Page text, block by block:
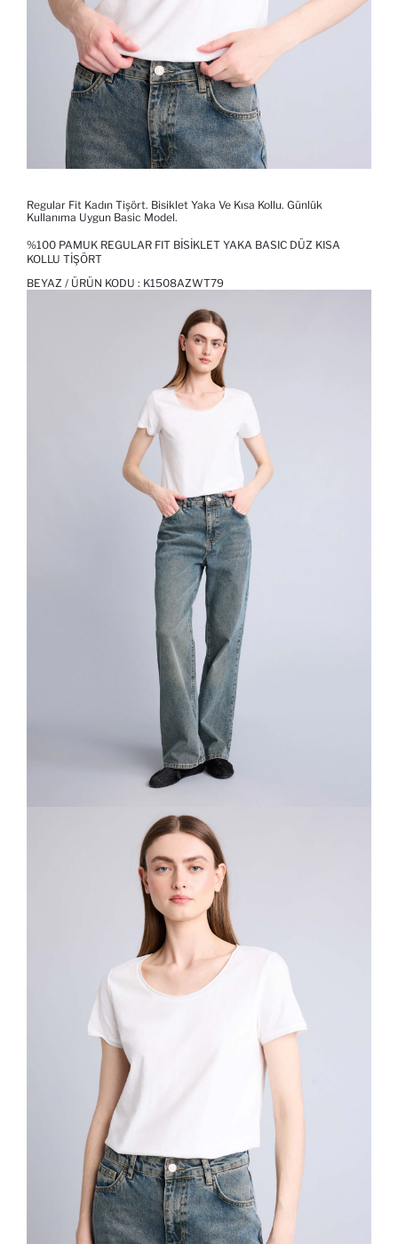
Regular Fit Kadın Tişört. Bisiklet Yaka Ve Kısa Kollu. Günlük
Kullanıma Uygun Basic Model.
%100 PAMUK REGULAR FIT BISIKLET YAKA BASIC DÜZ KISA
KOLLU TIŞÖRT
BEYAZ / ÜRÜN KODU : K1508AZWT79